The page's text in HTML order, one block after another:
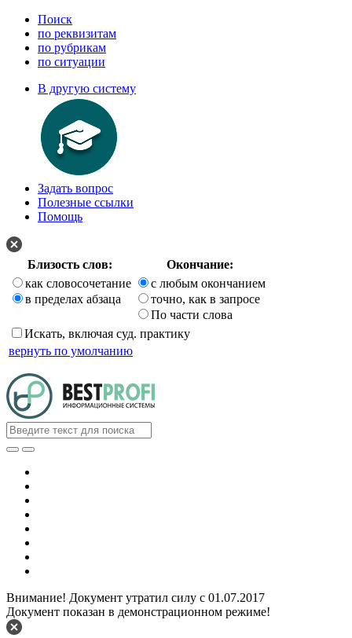
Поиск
по реквизитам
по рубрикам
по ситуации
В другую систему
Задать вопрос
Полезные ссылки
Помощь
Близость слов:
Окончание:
как словосочетание
в пределах абзаца
с любым окончанием
точно, как в запросе
По части слова
Искать, включая суд. практику
вернуть по умолчанию
Внимание! Документ утратил силу с 01.07.2017
Документ показан в демонстрационном режиме!